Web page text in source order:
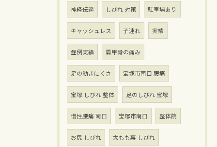
神経伝達 しびれ 対策 駐車場あり
キャッシュレス 子連れ 実績
症例実績 肩甲骨の痛み
足の動きにくさ 宝塚市南口 腰痛
宝塚 しびれ 整体 足のしびれ 宝塚
慢性腰痛 南口 宝塚市南口 整体院
お尻 しびれ 太もも裏 しびれ